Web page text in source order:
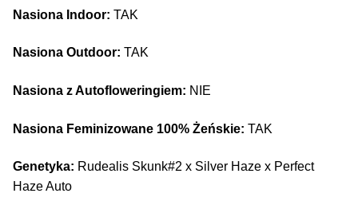
Nasiona Indoor: TAK
Nasiona Outdoor: TAK
Nasiona z Autofloweringiem: NIE
Nasiona Feminizowane 100% Żeńskie: TAK
Genetyka: Rudealis Skunk#2 x Silver Haze x Perfect
Haze Auto